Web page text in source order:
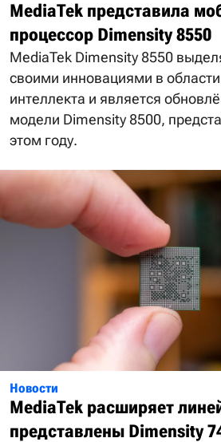
MediaTek представила
процессор Dimensity 8550
MediaTek Dimensity 8550
своими инновациями в области
интеллекта и является
модели Dimensity 8500,
этом году.
Новости
MediaTek расширяет
представлены Dimensity